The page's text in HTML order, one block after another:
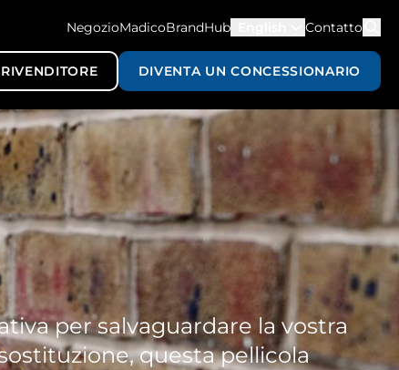
NegozioMadicoBrandHub Contatto
DIVENTA UN CONCESSIONARIO
per salvaguardare la vostra
questa pellicola